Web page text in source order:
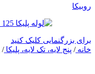
روبیکا
برای بزرگنمایی کلیک کنید
خانه/ پنج لایه، تک لایه، پلیکا/